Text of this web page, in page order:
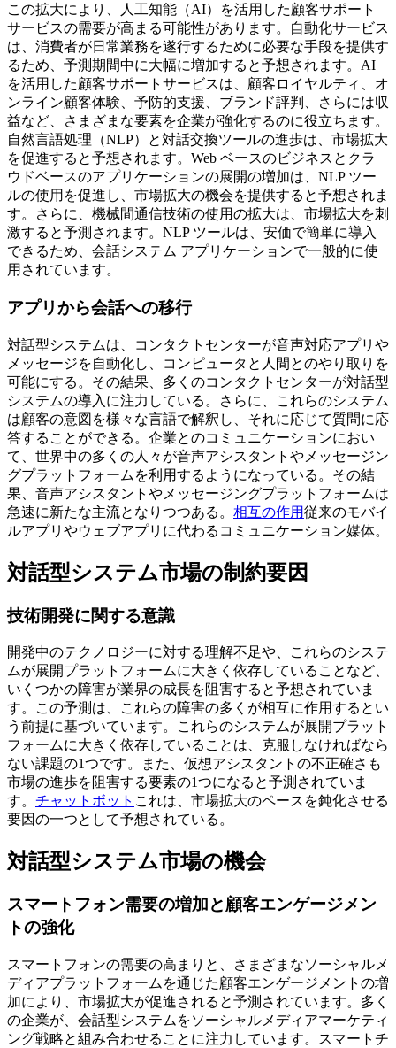
この拡大により、人工知能（AI）を活用した顧客サポート
サービスの需要が高まる可能性があります。自動化サービス
は、消費者が日常業務を遂行するために必要な手段を提供す
るため、予測期間中に大幅に増加すると予想されます。AI
を活用した顧客サポートサービスは、顧客ロイヤルティ、オ
ンライン顧客体験、予防的支援、ブランド評判、さらには収
益など、さまざまな要素を企業が強化するのに役立ちます。
自然言語処理（NLP）と対話交換ツールの進歩は、市場拡大
を促進すると予想されます。Web ベースのビジネスとクラ
ウドベースのアプリケーションの展開の増加は、NLP ツー
ルの使用を促進し、市場拡大の機会を提供すると予想されま
す。さらに、機械間通信技術の使用の拡大は、市場拡大を刺
激すると予測されます。NLP ツールは、安価で簡単に導入
できるため、会話システム アプリケーションで一般的に使
用されています。
アプリから会話への移行
対話型システムは、コンタクトセンターが音声対応アプリや
メッセージを自動化し、コンピュータと人間とのやり取りを
可能にする。その結果、多くのコンタクトセンターが対話型
システムの導入に注力している。さらに、これらのシステム
は顧客の意図を様々な言語で解釈し、それに応じて質問に応
答することができる。企業とのコミュニケーションにおい
て、世界中の多くの人々が音声アシスタントやメッセージン
グプラットフォームを利用するようになっている。その結
果、音声アシスタントやメッセージングプラットフォームは
急速に新たな主流となりつつある。 相互の作用従来のモバイ
ルアプリやウェブアプリに代わるコミュニケーション媒体。
対話型システム市場の制約要因
技術開発に関する意識
開発中のテクノロジーに対する理解不足や、これらのシステ
ムが展開プラットフォームに大きく依存していることなど、
いくつかの障害が業界の成長を阻害すると予想されていま
す。この予測は、これらの障害の多くが相互に作用するとい
う前提に基づいています。これらのシステムが展開プラット
フォームに大きく依存していることは、克服しなければなら
ない課題の1つです。また、仮想アシスタントの不正確さも
市場の進歩を阻害する要素の1つになると予測されていま
す。 チャットボット これは、市場拡大のペースを鈍化させる
要因の一つとして予想されている。
対話型システム市場の機会
スマートフォン需要の増加と顧客エンゲージメン
トの強化
スマートフォンの需要の高まりと、さまざまなソーシャルメ
ディアプラットフォームを通じた顧客エンゲージメントの増
加により、市場拡大が促進されると予測されています。多く
の企業が、会話型システムをソーシャルメディアマーケティ
ング戦略と組み合わせることに注力しています。スマートチ